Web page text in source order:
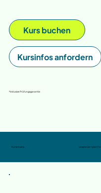
Kurs buchen
Kursinfos anfordern
*inklusive Prüfungsgarantie
Kursinhalte Unsere